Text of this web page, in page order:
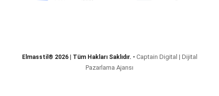
Elmasstil® 2026 | Tüm Hakları Saklıdır. • Captain Digital | Dijital
Pazarlama Ajansı